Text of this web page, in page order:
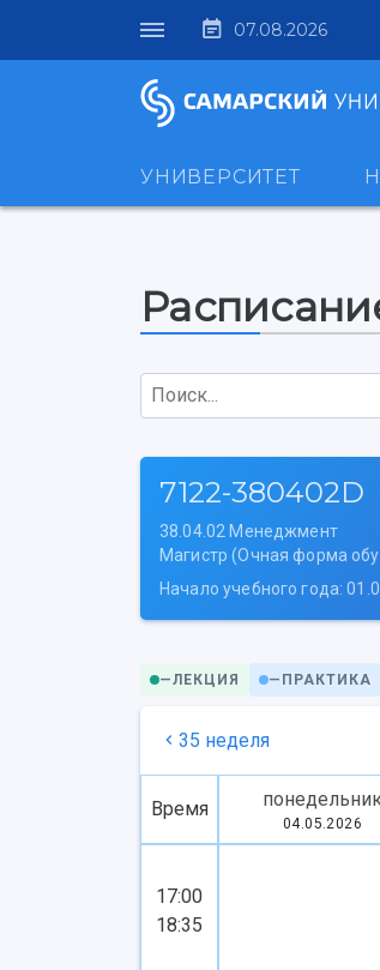
07.08.2026
УНИВЕРСИТЕТ
Поиск...
7122-380402D
38.04.02 Менеджмент
Магистр (Очная форма
Начало учебного года:
—ЛЕКЦИЯ — ПРАКТИКА
35 неделя
Время
04.05.2026
17:00
18:35